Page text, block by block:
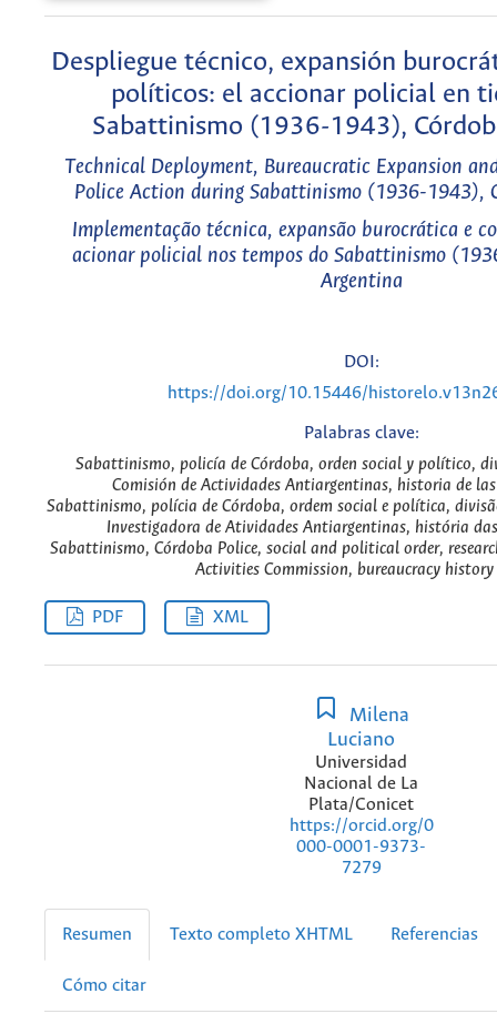
Despliegue técnico, expansión
políticos: el accionar policial en
Sabattinismo (1936-1943),
Technical Deployment, Bureaucratic Expansion
Police Action during Sabattinismo (1936-1943),
Implementação técnica, expansão burocrática e
acionar policial nos tempos do Sabattinismo
Argentina
DOI:
https://doi.org/10.15446/
Palabras clave:
Sabattinismo, policía de Córdoba, orden social y político,
Comisión de Actividades Antiargentinas, historia de
Sabattinismo, polícia de Córdoba, ordem social e política,
Investigadora de Atividades Antiargentinas, história
Sabattinismo, Córdoba Police, social and political order,
Activities Commission, bureaucracy
PDF XML
Milena
Luciano
Universidad
Nacional de La
Plata/Conicet
https://orcid.org/0
000-0001-9373-
7279
Resumen Texto completo XHTML Referencias
Cómo citar